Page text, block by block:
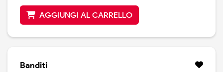
AGGIUNGI AL CARRELLO
Banditi